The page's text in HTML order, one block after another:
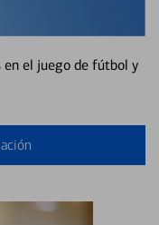
en el juego de fútbol y